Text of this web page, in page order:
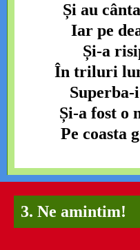
Și au
Iar pe
Și-a
În triluri
Superba-
Și-a fost o
Pe coasta
3. Ne amintim!